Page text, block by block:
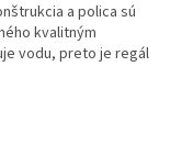
a polica sú
kvalitným
vodu, preto je regál